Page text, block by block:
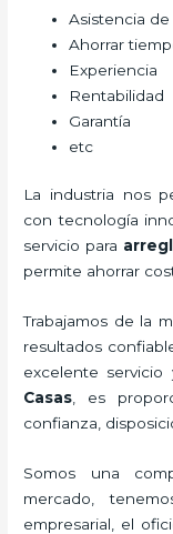
Asistencia
Ahorrar
Experiencia
Rentabilidad
Garantía
etc
La industria nos
con tecnología
servicio para
permite ahorrar
Trabajamos de la
resultados
excelente servicio
Casas , es
confianza,
Somos una
mercado,
empresarial, el